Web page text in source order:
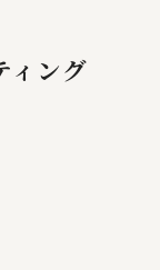
ィング